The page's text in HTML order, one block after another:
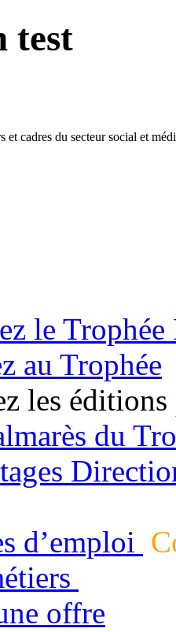
test
cadres du secteur social et
le
au Trophée
les éditions
du
d’emploi
offre